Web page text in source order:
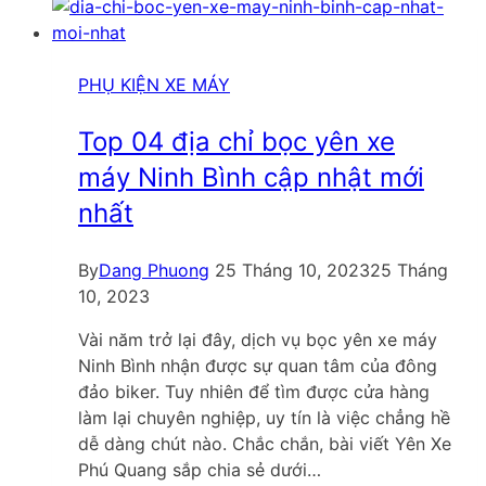
PHỤ KIỆN XE MÁY
Top 04 địa chỉ bọc yên xe
máy Ninh Bình cập nhật mới
nhất
ByDang Phuong 25 Tháng 10, 202325 Tháng
10, 2023
Vài năm trở lại đây, dịch vụ bọc yên xe máy
Ninh Bình nhận được sự quan tâm của đông
đảo biker. Tuy nhiên để tìm được cửa hàng
làm lại chuyên nghiệp, uy tín là việc chẳng hề
dễ dàng chút nào. Chắc chắn, bài viết Yên Xe
Phú Quang sắp chia sẻ dưới…